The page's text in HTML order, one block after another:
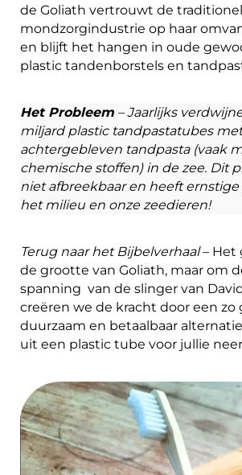
de Goliath vertrouwt de
mondzorgindustrie op haar
en blijft het hangen in oude
plastic tandenborstels en
Het Probleem – Jaarlijks
miljard plastic tandpastatubes
achtergebleven tandpasta (vaak
chemische stoffen) in de zee. Dit
niet afbreekbaar en heeft
het milieu en onze zeedieren!
Terug naar het Bijbelverhaal– Het
de grootte van Goliath, maar om
spanning van de slinger van
creëren we de kracht door een zo
duurzaam en betaalbaar
uit een plastic tube voor jullie